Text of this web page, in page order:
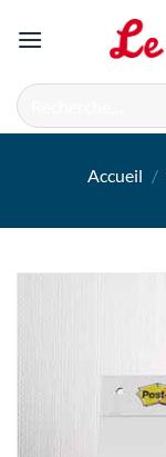
Recherche
pour :
Accueil /